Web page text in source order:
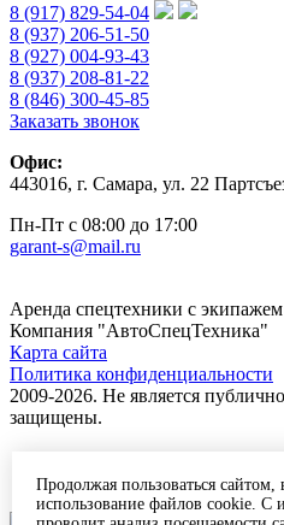
8 (917) 829-54-04
8 (937) 206-51-50
8 (927) 004-93-43
8 (937) 208-81-22
8 (846) 300-45-85
Заказать звонок
Офис:
443016, г. Самара, ул. 22
Пн-Пт с 08:00 до 17:00
garant-s@mail.ru
Аренда спецтехники с
Компания "АвтоСпецТехника"
Карта сайта
Политика конфиденциальности
2009-2026. Не является
защищены.
Создание и поддержка сайта
Продолжая пользоваться сайтом,
использование файлов